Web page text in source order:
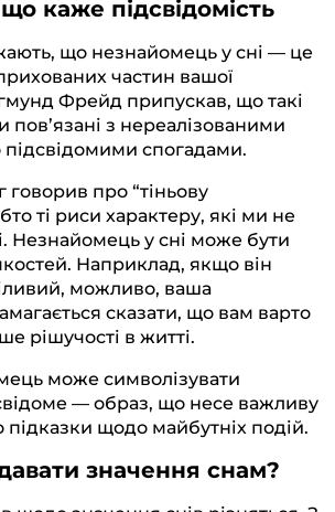
каже підсвідомість
що незнайомець у сні — це
частин вашої
Фрейд припускав, що такі
пов’язані з нереалізованими
спогадами.
говорив про “тіньову
ті риси характеру, які ми не
Незнайомець у сні може бути
Наприклад, якщо він
можливо, ваша
сказати, що вам варто
рішучості в житті.
може символізувати
— образ, що несе важливу
щодо майбутніх подій.
значення снам?